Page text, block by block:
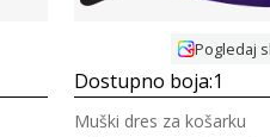
Pogledaj
Dostupno boja:1
Muški dres za košarku